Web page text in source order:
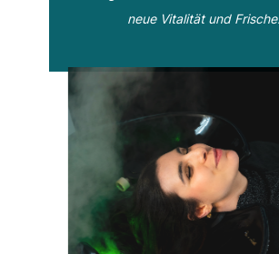
neue Vitalität und Frische.